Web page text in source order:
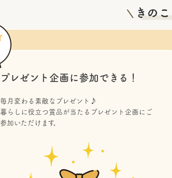
プレゼント企画に参加できる！
毎月変わる素敵なプレゼント♪
暮らしに役立つ賞品が当たるプレゼント企画にご
参加いただけます。